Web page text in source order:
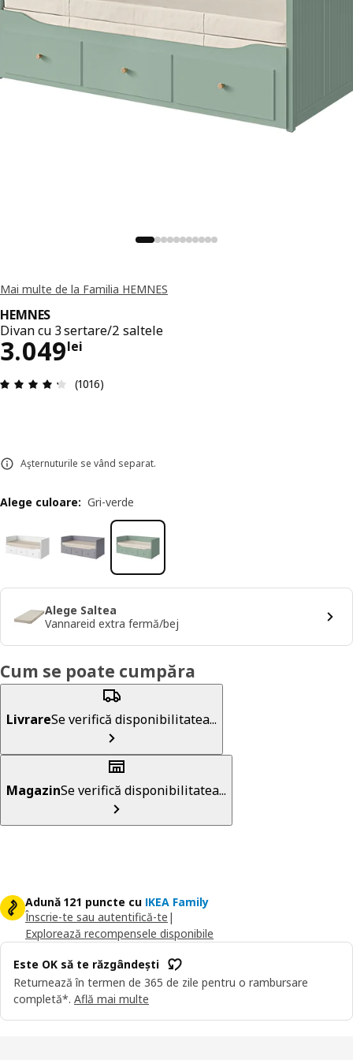
Mai multe de la Familia HEMNES
HEMNES
Divan cu 3 sertare/2 saltele
3.049lei
Preț 3049lei
Prezentare generală: 4.3 din 5 stele Total
(1016)
Aşternuturile se vând separat.
Alege culoare: Gri-verde
Alege Saltea
Vannareid extra fermă/bej
Cum se poate cumpăra
LivrareSe verifică disponibilitatea...
MagazinSe verifică disponibilitatea...
Adună 121 puncte cu IKEA Family
Înscrie-te sau autentifică-te |
Explorează recompensele disponibile
Este OK să te răzgândești
Returnează în termen de 365 de zile pentru o rambursare
completă*. Află mai multe